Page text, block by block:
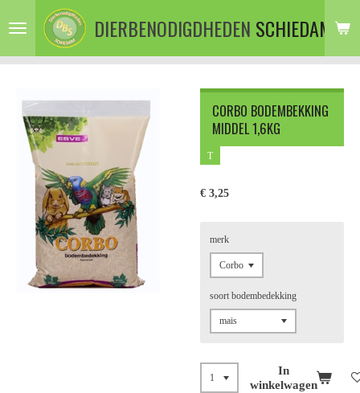
direct
de
DIERBENODIGDHEDEN SCHIEDAM
CORBO BODEMBEKKING
MIDDEL 1,6KG
T
€ 3,25
merk
soort bodembedekking
In
winkelwagen